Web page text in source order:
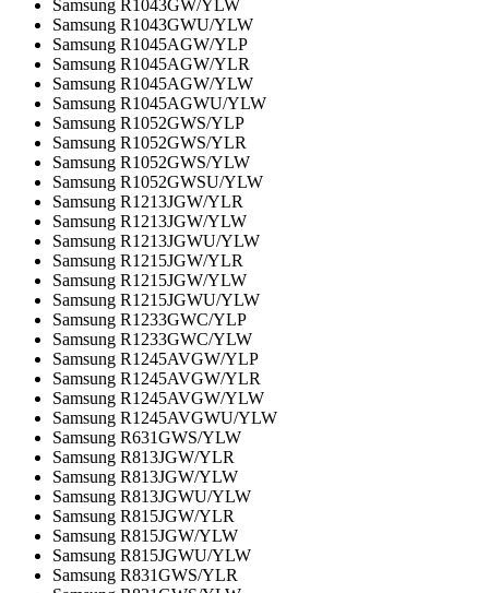
Samsung R1043GW/YLW
Samsung R1043GWU/YLW
Samsung R1045AGW/YLP
Samsung R1045AGW/YLR
Samsung R1045AGW/YLW
Samsung R1045AGWU/YLW
Samsung R1052GWS/YLP
Samsung R1052GWS/YLR
Samsung R1052GWS/YLW
Samsung R1052GWSU/YLW
Samsung R1213JGW/YLR
Samsung R1213JGW/YLW
Samsung R1213JGWU/YLW
Samsung R1215JGW/YLR
Samsung R1215JGW/YLW
Samsung R1215JGWU/YLW
Samsung R1233GWC/YLP
Samsung R1233GWC/YLW
Samsung R1245AVGW/YLP
Samsung R1245AVGW/YLR
Samsung R1245AVGW/YLW
Samsung R1245AVGWU/YLW
Samsung R631GWS/YLW
Samsung R813JGW/YLR
Samsung R813JGW/YLW
Samsung R813JGWU/YLW
Samsung R815JGW/YLR
Samsung R815JGW/YLW
Samsung R815JGWU/YLW
Samsung R831GWS/YLR